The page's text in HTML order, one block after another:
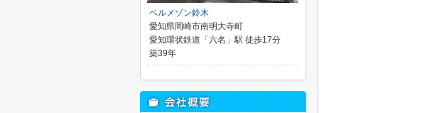
ベルメゾン鈴木
愛知県岡崎市南明大寺町
愛知環状鉄道「六名」駅 徒歩17分
築39年